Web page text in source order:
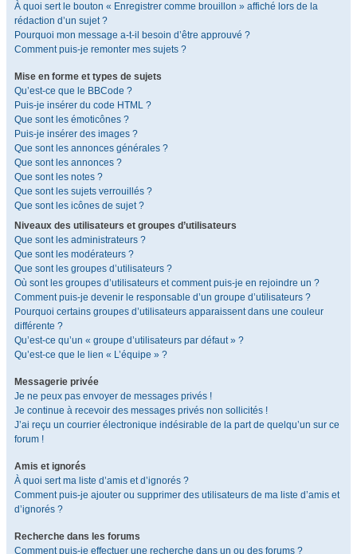
À quoi sert le bouton « Enregistrer comme brouillon » affiché lors de la
rédaction d’un sujet ?
Pourquoi mon message a-t-il besoin d’être approuvé ?
Comment puis-je remonter mes sujets ?
Mise en forme et types de sujets
Qu’est-ce que le BBCode ?
Puis-je insérer du code HTML ?
Que sont les émoticônes ?
Puis-je insérer des images ?
Que sont les annonces générales ?
Que sont les annonces ?
Que sont les notes ?
Que sont les sujets verrouillés ?
Que sont les icônes de sujet ?
Niveaux des utilisateurs et groupes d’utilisateurs
Que sont les administrateurs ?
Que sont les modérateurs ?
Que sont les groupes d’utilisateurs ?
Où sont les groupes d’utilisateurs et comment puis-je en rejoindre un ?
Comment puis-je devenir le responsable d’un groupe d’utilisateurs ?
Pourquoi certains groupes d’utilisateurs apparaissent dans une couleur
différente ?
Qu’est-ce qu’un « groupe d’utilisateurs par défaut » ?
Qu’est-ce que le lien « L’équipe » ?
Messagerie privée
Je ne peux pas envoyer de messages privés !
Je continue à recevoir des messages privés non sollicités !
J’ai reçu un courrier électronique indésirable de la part de quelqu’un sur ce
forum !
Amis et ignorés
À quoi sert ma liste d’amis et d’ignorés ?
Comment puis-je ajouter ou supprimer des utilisateurs de ma liste d’amis et
d’ignorés ?
Recherche dans les forums
Comment puis-je effectuer une recherche dans un ou des forums ?